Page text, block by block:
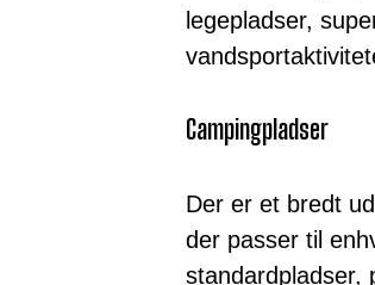
legepladser,
Campingpladser
Der er et bredt
der passer til
standardpladser,